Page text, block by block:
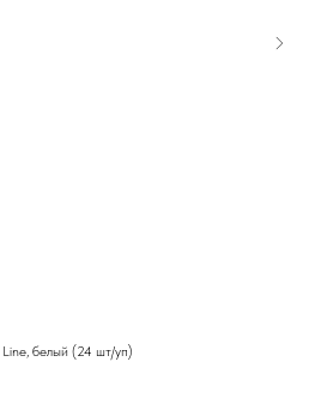
белый (24 шт/уп)